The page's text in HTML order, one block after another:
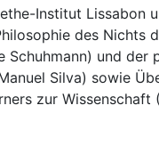
Institut Lissabon
des Nichts
Schuhmann) und
Silva) sowie
zur Wissenschaft